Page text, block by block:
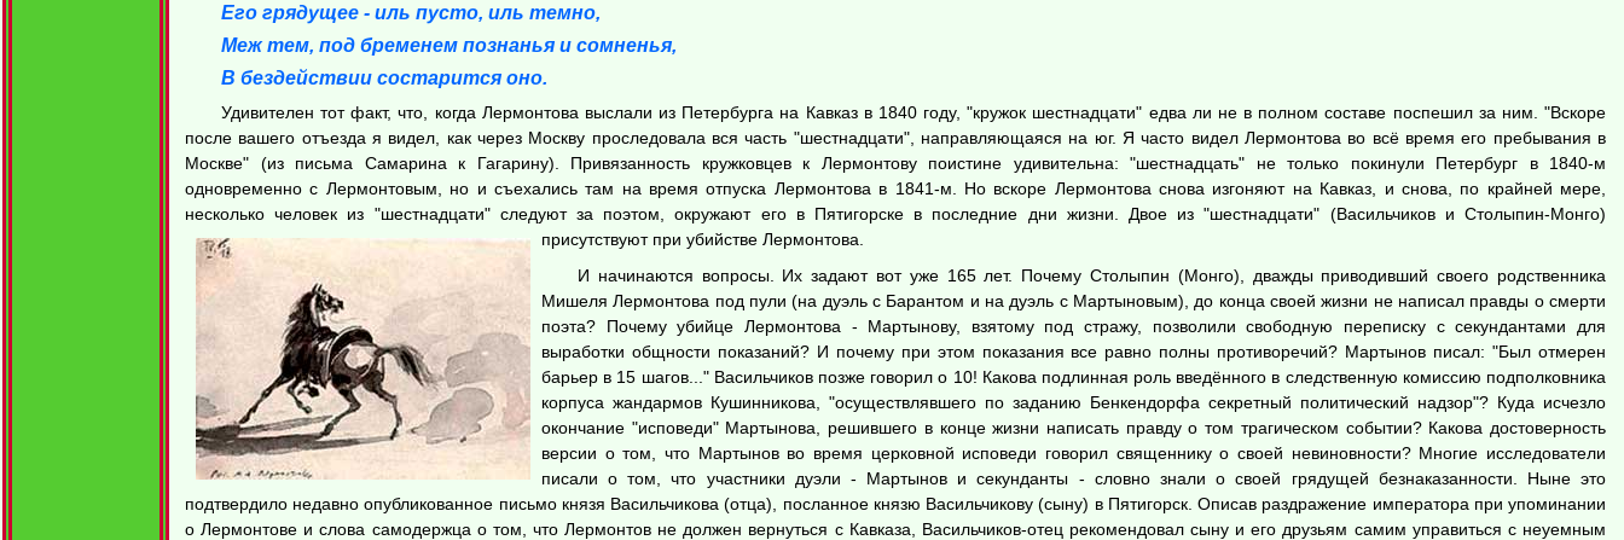
Его грядущее - иль пусто, иль темно,
Меж тем, под бременем познанья и сомненья,
В бездействии состарится оно.
Удивителен тот факт, что, когда Лермонтова выслали из Петербурга на Кавказ в 1840 году, "кружок шестнадцати" едва ли не в полном составе поспешил за ним. "Вскоре
после вашего отъезда я видел, как через Москву проследовала вся часть "шестнадцати", направляющаяся на юг. Я часто видел Лермонтова во всё время его пребывания в
Москве" (из письма Самарина к Гагарину). Привязанность кружковцев к Лермонтову поистине удивительна: "шестнадцать" не только покинули Петербург в 1840-м
одновременно с Лермонтовым, но и съехались там на время отпуска Лермонтова в 1841-м. Но вскоре Лермонтова снова изгоняют на Кавказ, и снова, по крайней мере,
несколько человек из "шестнадцати" следуют за поэтом, окружают его в Пятигорске в последние дни жизни. Двое из "шестнадцати" (Васильчиков и Столыпин-Монго)
присутствуют при убийстве Лермонтова.
И начинаются вопросы. Их задают вот уже 165 лет. Почему Столыпин (Монго), дважды приводивший своего родственника
Мишеля Лермонтова под пули (на дуэль с Барантом и на дуэль с Мартыновым), до конца своей жизни не написал правды о смерти
поэта? Почему убийце Лермонтова - Мартынову, взятому под стражу, позволили свободную переписку с секундантами для
выработки общности показаний? И почему при этом показания все равно полны противоречий? Мартынов писал: "Был отмерен
барьер в 15 шагов..." Васильчиков позже говорил о 10! Какова подлинная роль введённого в следственную комиссию подполковника
корпуса жандармов Кушинникова, "осуществлявшего по заданию Бенкендорфа секретный политический надзор"? Куда исчезло
окончание "исповеди" Мартынова, решившего в конце жизни написать правду о том трагическом событии? Какова достоверность
версии о том, что Мартынов во время церковной исповеди говорил священнику о своей невиновности? Многие исследователи
писали о том, что участники дуэли - Мартынов и секунданты - словно знали о своей грядущей безнаказанности. Ныне это
подтвердило недавно опубликованное письмо князя Васильчикова (отца), посланное князю Васильчикову (сыну) в Пятигорск. Описав раздражение императора при упоминании
о Лермонтове и слова самодержца о том, что Лермонтов не должен вернуться с Кавказа, Васильчиков-отец рекомендовал сыну и его друзьям самим управиться с неуемным